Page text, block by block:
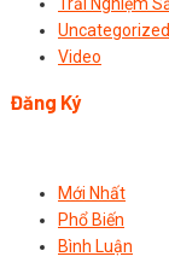
Uncategorized
Video
Đăng Ký
Mới Nhất
Phổ Biến
Bình Luận